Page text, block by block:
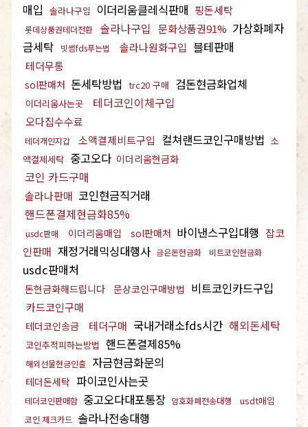
매입 솔라나구입 이더리움클레식판매 핑돈세탁
롯데상품권테더전환 솔라나구입 문화상품권91% 가상화폐자
금세탁
빗썸fds푸는법 솔라나원화구입 블테판매
테더무통
sol판매처 돈세탁방법 trc20 구매 검돈현금화업체
이더리움사는곳 테더코인이체구입
오다집수수료
테더개인지갑 소액결제비트구입 컬쳐랜드코인구매방법 소
액결제세탁 중고오다 이더리움현금화
코인 카드구매
솔라나판매 코인현금직거래
핸드폰결제현금화85%
usdc판매 이더리움매입 sol판매처 바이낸스구입대행 잡코
인판매 재정거래믹싱대행사 금은돈현금화 비트코인현금화
usdc판매처
돈현금화해드립니다 문상코인구매방법 비트코인카드구입
카드코인구매
테더코인송금 테더구매 국내거래소fds시간 해외돈세탁
코인추적피하는방법 핸드폰결제85%
해외선물현금인출 자금현금화문의
테더돈세탁 파이코인사는곳
테더코인판매함 중고오다대포통장 암호화폐전송대행 usdt매입
코인 체크카드 솔라나전송대행